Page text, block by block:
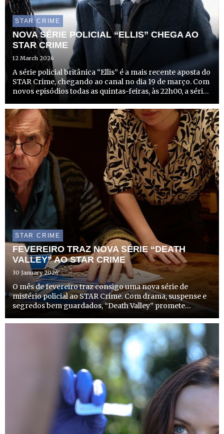
STAR CRIME
NOVA SÉRIE POLICIAL “ELLIS” CHEGA AO
STAR CRIME
12 March 2026
A série policial britânica “Ellis” é a mais recente aposta do
STAR Crime, chegando ao canal no dia 19 de março. Com
novos episódios todas as quintas-feiras, às 22h00, a série
complexas e cheias de suspense no norte de In...
STAR CRIME
FEVEREIRO TRAZ NOVA SÉRIE “DEATH
VALLEY” AO STAR CRIME
30 January 2026
O mês de fevereiro traz consigo uma nova série de
mistério policial ao STAR Crime. Com drama, suspense e
segredos bem guardados, “Death Valley” promete
complexas numa pequena comunidade rural do País de